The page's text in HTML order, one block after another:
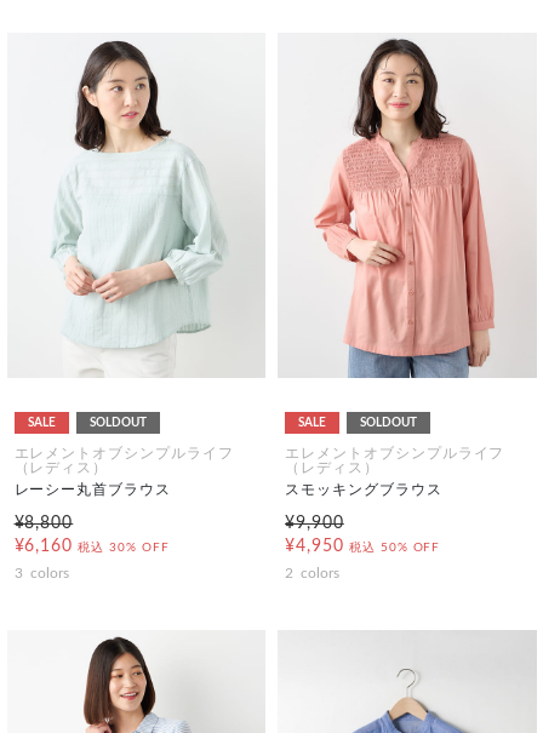
SALE SOLDOUT
エレメントオブシンプルライフ
（レディス）
レーシー丸首ブラウス
¥8,800
¥6,160 税込 30% OFF
3 colors
SALE SOLDOUT
エレメントオブシンプルライフ
（レディス）
スモッキングブラウス
¥9,900
¥4,950 税込 50% OFF
2 colors